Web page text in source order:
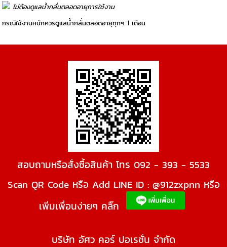
ไม่ต้องดูแลน้ำกลั่นตลอดอายุการใช้งาน
กรณีใช้งานหนักควรดูแลน้ำกลั่นตลอดอายุทุกๆ 1 เดือน
สอบถามหรือสั่งซื้อสินค้า โทร 092 - 393 - 5533
Scan QR Code หรือ Add LINE ID : @912zxpnn หรือ
เพิ่มเพื่อนง่ายๆ คลิ๊ก
บริษัท อัศว คอร์ ปอเรชั่น จำกัด